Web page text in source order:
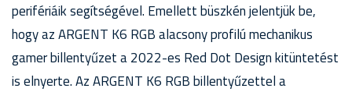
perifériáik segítségével. Emellett büszkén jelentjük be,
hogy az ARGENT K6 RGB alacsony profilú mechanikus
gamer billentyűzet a 2022-es Red Dot Design kitüntetést
is elnyerte. Az ARGENT K6 RGB billentyűzettel a